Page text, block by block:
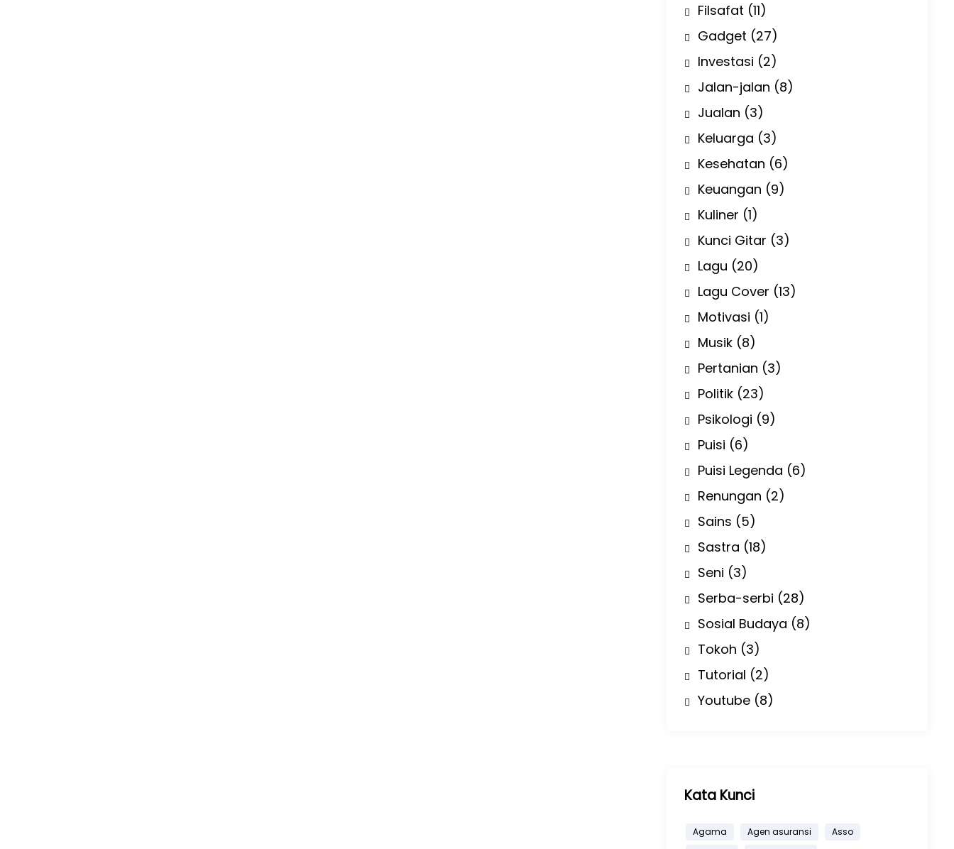
Filsafat (11)
Gadget (27)
Investasi (2)
Jalan-jalan (8)
Jualan (3)
Keluarga (3)
Kesehatan (6)
Keuangan (9)
Kuliner (1)
Kunci Gitar (3)
Lagu (20)
Lagu Cover (13)
Motivasi (1)
Musik (8)
Pertanian (3)
Politik (23)
Psikologi (9)
Puisi (6)
Puisi Legenda (6)
Renungan (2)
Sains (5)
Sastra (18)
Seni (3)
Serba-serbi (28)
Sosial Budaya (8)
Tokoh (3)
Tutorial (2)
Youtube (8)
Kata Kunci
Agama Agen asuransi
Asso